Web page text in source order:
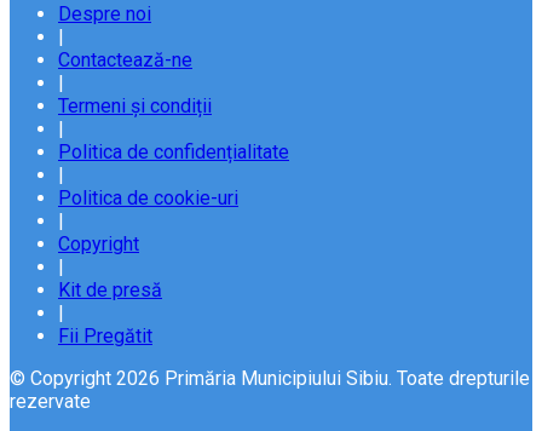
Despre noi
|
Contactează-ne
|
Termeni și condiții
|
Politica de confidențialitate
|
Politica de cookie-uri
|
Copyright
|
Kit de presă
|
Fii Pregătit
© Copyright 2026 Primăria Municipiului Sibiu. Toate drepturile
rezervate